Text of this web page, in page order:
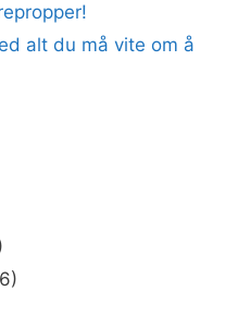
alt du må vite om å